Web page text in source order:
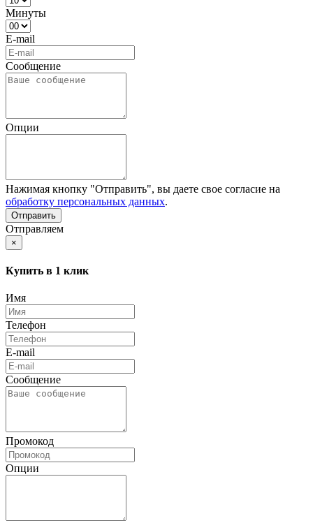
Минуты
E-mail
Сообщение
Опции
Нажимая кнопку "Отправить", вы даете свое согласие на
обработку персональных данных.
Отправляем
×
Купить в 1 клик
Имя
Телефон
E-mail
Сообщение
Промокод
Опции